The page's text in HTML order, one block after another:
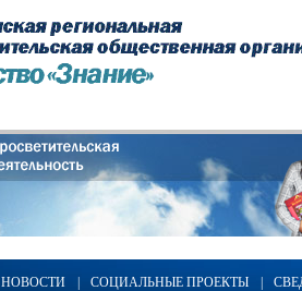
НОВОСТИ СОЦИАЛЬНЫЕ ПРОЕКТЫ